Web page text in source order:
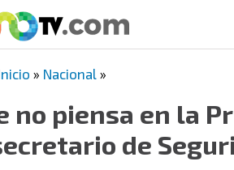
» Nacional »
no piensa en la
de